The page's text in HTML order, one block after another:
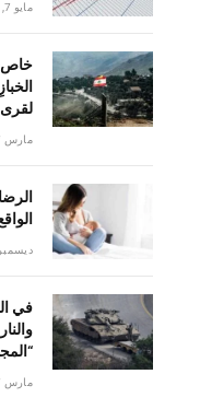
مايو 7, 2023
لقرى
مارس 27, 2026
ديسمبر 21, 2022
في
مارس 27, 2026